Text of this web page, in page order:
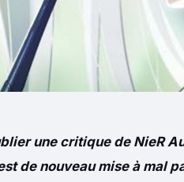
une critique de NieR
de nouveau mise à mal